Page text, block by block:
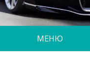
МЕНЮ